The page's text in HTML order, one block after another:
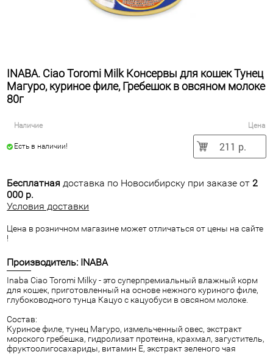
INABA. Ciao Toromi Milk Консервы для кошек Тунец
Магуро, куриное филе, Гребешок в овсяном молоке
80г
Наличие Цена
Есть в наличии! 211 р.
Бесплатная доставка по Новосибирску при заказе от 2
000 р.
Условия доставки
Цена в розничном магазине может отличаться от цены на сайте
!
Производитель: INABA
Inaba Ciao Toromi Milky - это суперпремиальный влажный корм
для кошек, приготовленный на основе нежного куриного филе,
глубоководного тунца Кацуо с кацуобуси в овсяном молоке.
Состав:
Куриное филе, тунец Магуро, измельченный овес, экстракт
морского гребешка, гидролизат протеина, крахмал, загуститель,
фруктоолигосахариды, витамин Е, экстракт зеленого чая